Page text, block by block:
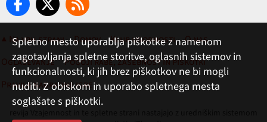
▲ Na vrh strani Domov Klub ugodnosti
O nas
Oglaševanje
Pogoji rabe, zasebnost in piškotki
Pravila nagradne igre
Spletno mesto uporablja piškotke z namenom
zagotavljanja spletne storitve, oglasnih sistemov in
funkcionalnosti, ki jih brez piškotkov ne bi mogli
nuditi. Z obiskom in uporabo spletnega mesta
soglašate s piškotki.